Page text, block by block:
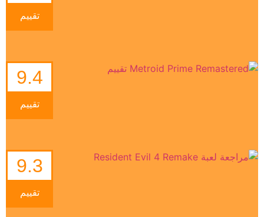
تقييم
9.4
تقييم
9.3
تقييم